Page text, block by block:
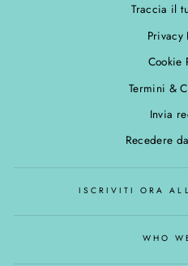
Traccia il
Privacy
Cookie
Termini &
Invia
Recedere
ISCRIVITI ORA
WHO